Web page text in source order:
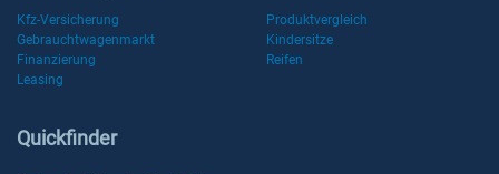
Kfz-Versicherung
Produktvergleich
Gebrauchtwagenmarkt
Kindersitze
Finanzierung
Reifen
Leasing
Quickfinder